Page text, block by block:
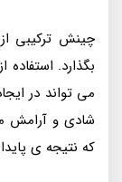
چینش ترکیبی
بگذارد. استفاده
می تواند در
شادی و آرامش
که نتیجه ی